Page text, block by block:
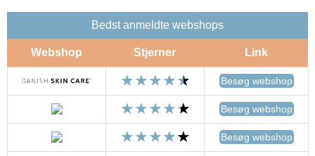
Bedst anmeldte webshops
Webshop Stjerner Link
Besøg webshop
Besøg webshop
Besøg webshop